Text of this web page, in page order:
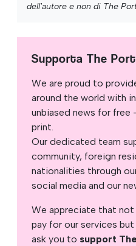
dell'autore e non di The
Supporta The
We are proud to
around the world with
unbiased news for free
print.
Our dedicated team
community, foreign
nationalities through
social media and our
We appreciate that
pay for our services
ask you to support